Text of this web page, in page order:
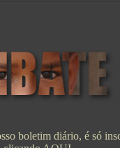
boletim diário, é só